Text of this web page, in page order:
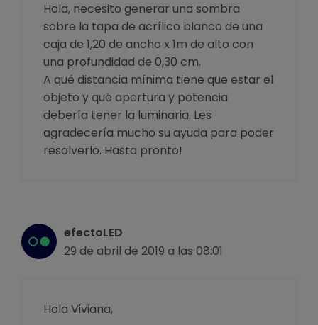
Hola, necesito generar una sombra
sobre la tapa de acrílico blanco de una
caja de 1,20 de ancho x 1m de alto con
una profundidad de 0,30 cm.
A qué distancia mínima tiene que estar el
objeto y qué apertura y potencia
debería tener la luminaria. Les
agradecería mucho su ayuda para poder
resolverlo. Hasta pronto!
efectoLED
29 de abril de 2019 a las 08:01
Hola Viviana,